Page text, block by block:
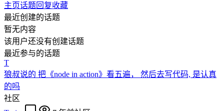
主页话题回复收藏
最近创建的话题
暂无内容
该用户还没有创建话题
最近参与的话题
T
狼叔说的 把《node in action》看五遍， 然后去写代码, 是认真
的吗
社区